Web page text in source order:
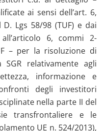
ai sensi dell’art. 6,
Lgs 58/98 (TUF) e dai
6, commi 2-
– per la risoluzione di
relativamente agli
informazione e
degli investitori
nella parte II del
transfrontaliere e le
UE n. 524/2013),